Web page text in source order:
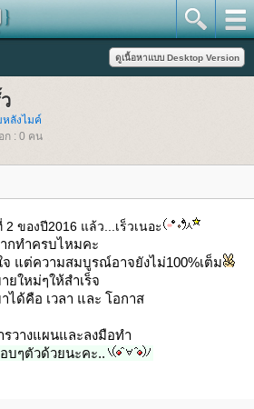
ลังไมค์
ก : 0 คน
ของปี2016 แล้ว...เร็วเนอะ
กทำครบไหมคะ
จ แต่ความสมบูรณ์อาจยังไม่100%เต็ม
ยใหม่ๆให้สำเร็จ
ได้คือ เวลา และ โอกาส
รวางแผนและลงมือทำ
บๆตัวด้วยนะคะ..